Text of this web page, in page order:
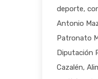
deporte,
Antonio
Patronato
Diputación
Cazalén,